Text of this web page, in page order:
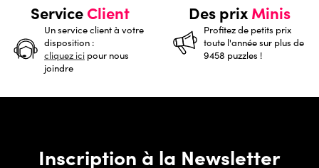
ServiceClient
Un service client à votre
disposition :
cliquez ici pour nous
joindre
Des prixMinis
Profitez de petits prix
toute l'année sur plus de
9458 puzzles !
Inscription à la Newsletter